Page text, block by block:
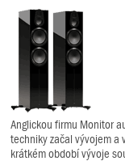
Anglickou firmu Monitor
techniky začal vývojem a
krátkém období vývoje